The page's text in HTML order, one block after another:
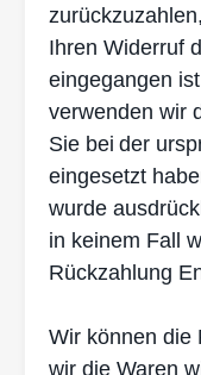
Ihren Widerruf
eingegangen
verwenden wir
Sie bei der
eingesetzt
wurde
in keinem Fall
Rückzahlung
Wir können die
wir die Waren